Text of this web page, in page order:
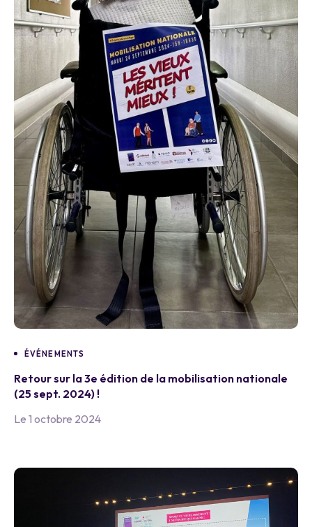
ÉVÉNEMENTS
Retour sur la 3e édition de la mobilisation nationale
(25 sept. 2024) !
Le 1 octobre 2024